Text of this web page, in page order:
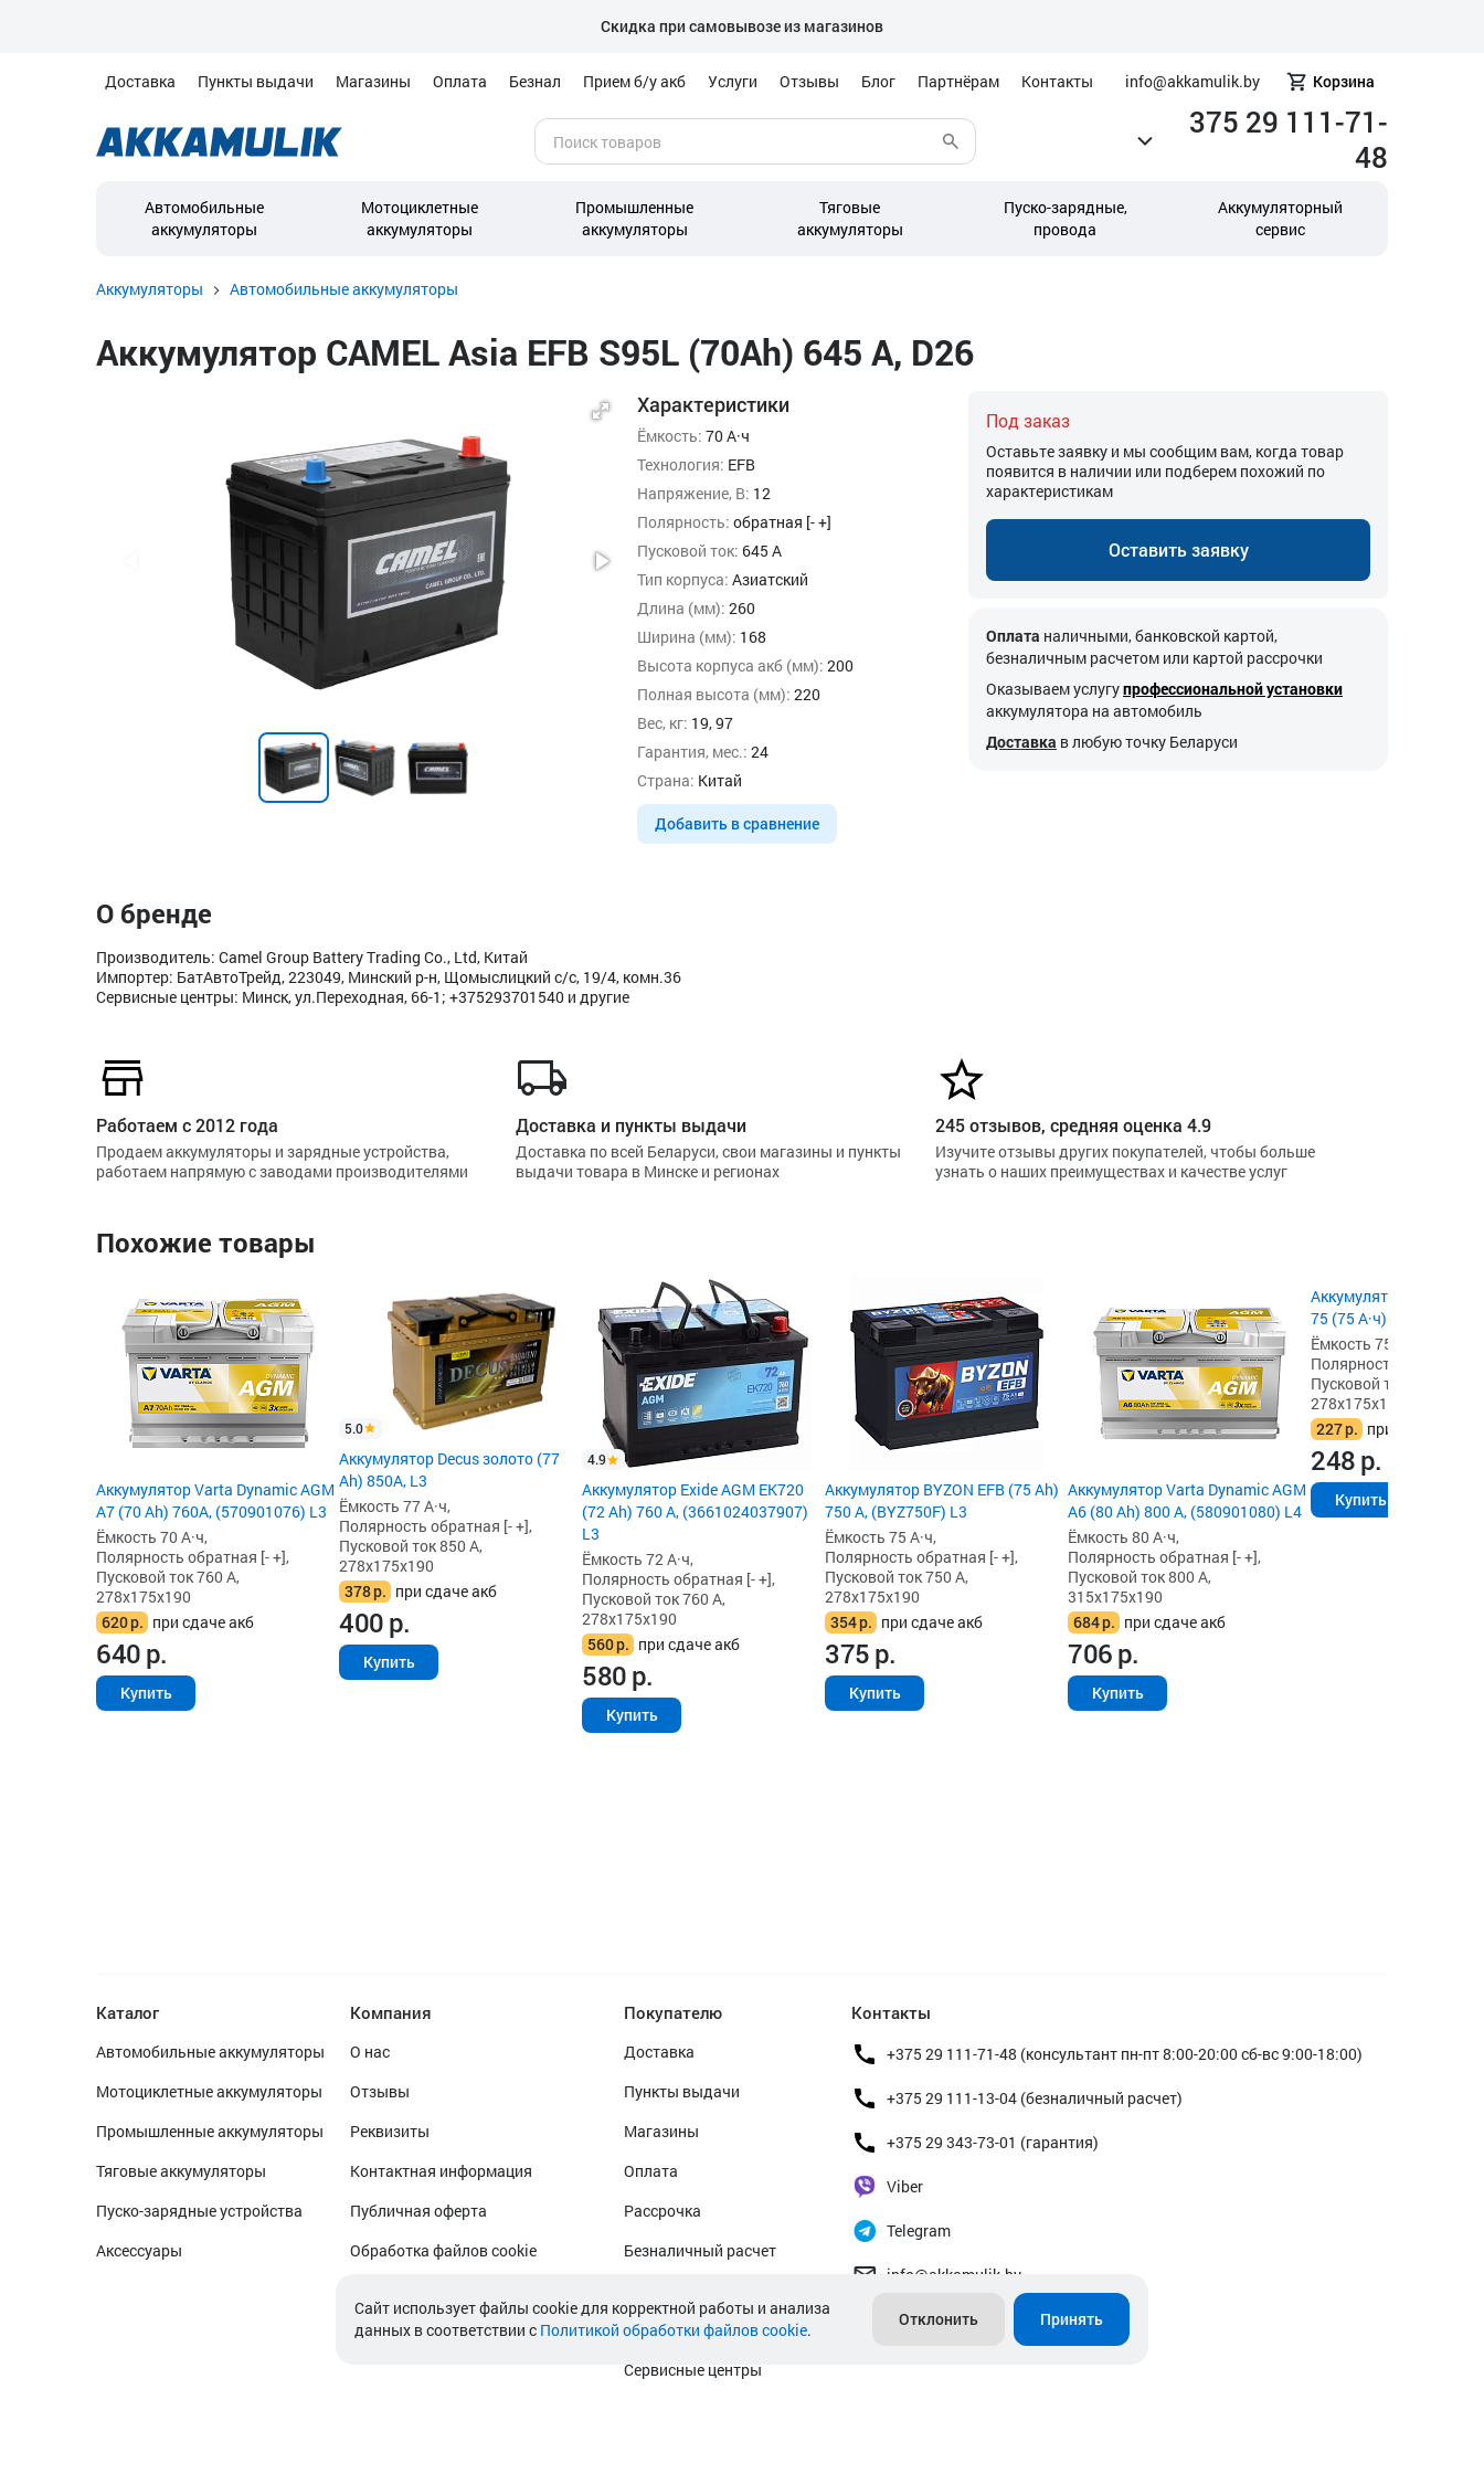
Скидка при самовывозе из магазинов
Доставка Пункты выдачи Магазины Оплата Безнал Прием б/у акб Услуги Отзывы Блог Партнёрам Контакты info@akkamulik.by Корзина
375 29 111-71-
48
Автомобильные
аккумуляторы
Мотоциклетные
аккумуляторы
Промышленные
аккумуляторы
Тяговые
аккумуляторы
Пуско-зарядные,
провода
Аккумуляторный
сервис
Аккумуляторы Автомобильные аккумуляторы
Аккумулятор CAMEL Asia EFB S95L (70Ah) 645 А, D26
Характеристики
Ёмкость: 70 А·ч
Технология: EFB
Напряжение, В: 12
Полярность: обратная [- +]
Пусковой ток: 645 А
Тип корпуса: Азиатский
Длина (мм): 260
Ширина (мм): 168
Высота корпуса акб (мм): 200
Полная высота (мм): 220
Вес, кг: 19, 97
Гарантия, мес.: 24
Страна: Китай
Добавить в сравнение
Под заказ
Оставьте заявку и мы сообщим вам, когда товар
появится в наличии или подберем похожий по
характеристикам
Оставить заявку
Оплата наличными, банковской картой,
безналичным расчетом или картой рассрочки
Оказываем услугупрофессиональной установки
аккумулятора на автомобиль
Доставка в любую точку Беларуси
О бренде
Производитель: Camel Group Battery Trading Co., Ltd, Китай
Импортер: БатАвтоТрейд, 223049, Минский р-н, Щомыслицкий с/с, 19/4, комн.36
Сервисные центры: Минск, ул.Переходная, 66-1; +375293701540 и другие
Работаем с 2012 года
Продаем аккумуляторы и зарядные устройства,
работаем напрямую с заводами производителями
Доставка и пункты выдачи
Доставка по всей Беларуси, свои магазины и пункты
выдачи товара в Минске и регионах
245 отзывов, средняя оценка 4.9
Изучите отзывы других покупателей, чтобы больше
узнать о наших преимуществах и качестве услуг
Похожие товары
Аккумулятор Varta Dynamic AGM
A7 (70 Ah) 760A, (570901076) L3
Ёмкость 70 А·ч,
Полярность обратная [- +],
Пусковой ток 760 А,
278x175x190
620р. при сдаче акб
640р.
Купить
5.0
Аккумулятор Decus золото (77
Ah) 850А, L3
Ёмкость 77 А·ч,
Полярность обратная [- +],
Пусковой ток 850 А,
278x175x190
378р. при сдаче акб
400р.
Купить
4.9
Аккумулятор Exide AGM EK720
(72 Ah) 760 А, (3661024037907)
L3
Ёмкость 72 А·ч,
Полярность обратная [- +],
Пусковой ток 760 А,
278x175x190
560р. при сдаче акб
580р.
Купить
Аккумулятор BYZON EFB (75 Ah)
750 А, (BYZ750F) L3
Ёмкость 75 А·ч,
Полярность обратная [- +],
Пусковой ток 750 А,
278x175x190
354р. при сдаче акб
375р.
Купить
Аккумулятор Varta Dynamic AGM
A6 (80 Ah) 800 А, (580901080) L4
Ёмкость 80 А·ч,
Полярность обратная [- +],
Пусковой ток 800 А,
315x175x190
684р. при сдаче акб
706р.
Купить
Аккумулятор Eurostart
75 (75 А·ч) 680 А, L3
Ёмкость 75 А·ч,
Полярность обратная
Пусковой ток 680 А,
278x175x190
227р. при сдаче акб
248р.
Купить
Каталог
Автомобильные аккумуляторы
Мотоциклетные аккумуляторы
Промышленные аккумуляторы
Тяговые аккумуляторы
Пуско-зарядные устройства
Аксессуары
Компания
О нас
Отзывы
Реквизиты
Контактная информация
Публичная оферта
Обработка файлов cookie
Покупателю
Доставка
Пункты выдачи
Магазины
Оплата
Рассрочка
Безналичный расчет
Гарантийное обслуживание
Сервисные центры
Контакты
+375 29 111-71-48 (консультант пн-пт 8:00-20:00 сб-вс 9:00-18:00)
+375 29 111-13-04 (безналичный расчет)
+375 29 343-73-01 (гарантия)
Viber
Telegram
info@akkamulik.by
Cайт использует файлы cookie для корректной работы и анализа
данных в соответствии с Политикой обработки файлов cookie.
Отклонить Принять